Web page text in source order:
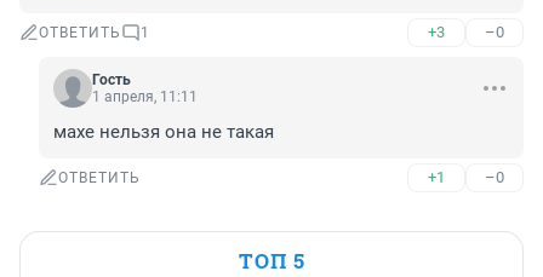
ОТВЕТИТЬ 1 +3 –0
Гость
1 апреля, 11:11
махе нельзя она не такая
ОТВЕТИТЬ +1 –0
ТОП 5